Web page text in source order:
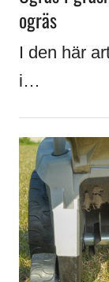
ogräs
I den här
i…